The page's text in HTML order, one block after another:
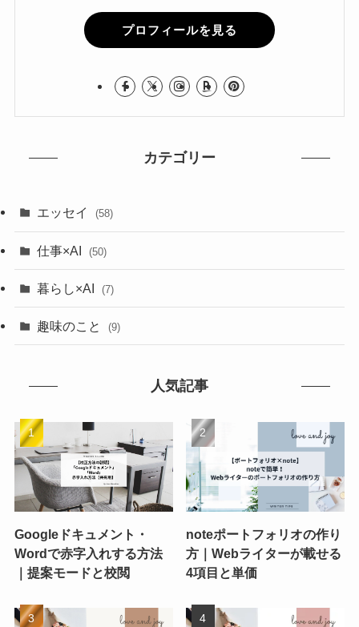
プロフィールを見る
カテゴリー
エッセイ (58)
仕事×AI (50)
暮らし×AI (7)
趣味のこと (9)
人気記事
Googleドキュメント・
Wordで赤字入れする方法
｜提案モードと校閲
noteポートフォリオの作り
方｜Webライターが載せる
4項目と単価